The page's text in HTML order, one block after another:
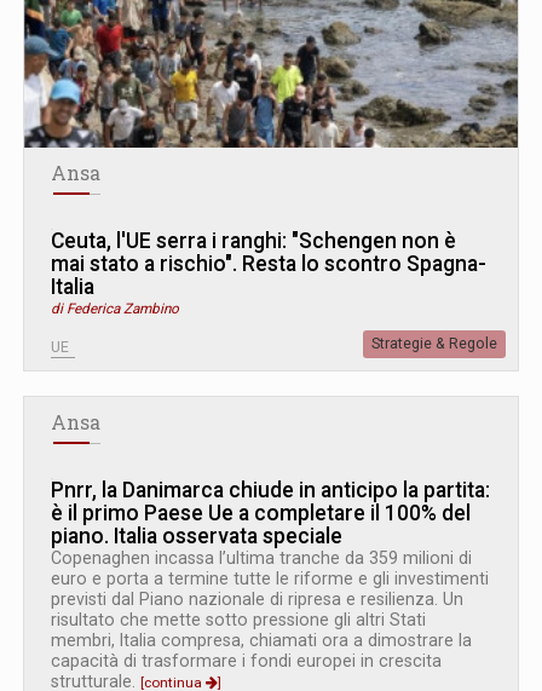
Ansa
Ceuta, l'UE serra i ranghi: "Schengen non è
mai stato a rischio". Resta lo scontro Spagna-
Italia
di Federica Zambino
UE Strategie & Regole
Ansa
Pnrr, la Danimarca chiude in anticipo la partita:
è il primo Paese Ue a completare il 100% del
piano. Italia osservata speciale
Copenaghen incassa l’ultima tranche da 359 milioni di
euro e porta a termine tutte le riforme e gli investimenti
previsti dal Piano nazionale di ripresa e resilienza. Un
risultato che mette sotto pressione gli altri Stati
membri, Italia compresa, chiamati ora a dimostrare la
capacità di trasformare i fondi europei in crescita
strutturale.
[continua
]